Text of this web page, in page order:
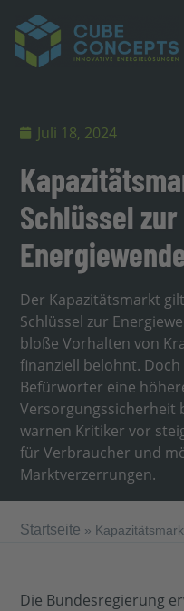
Juli 18, 2024
Schlüssel zur
Der Kapazitätsmarkt
Schlüssel zur
bloße Vorhalten von
finanziell belohnt.
Befürworter eine
Versorgungssicherheit
warnen Kritiker vor
für Verbraucher und
Marktverzerrungen.
Startseite »
Die Bundesregierung